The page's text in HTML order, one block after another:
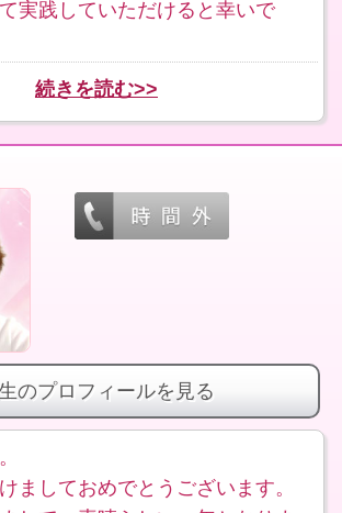
実践していただけると幸いで
続きを読む>>
のプロフィールを見る
ましておめでとうございます。